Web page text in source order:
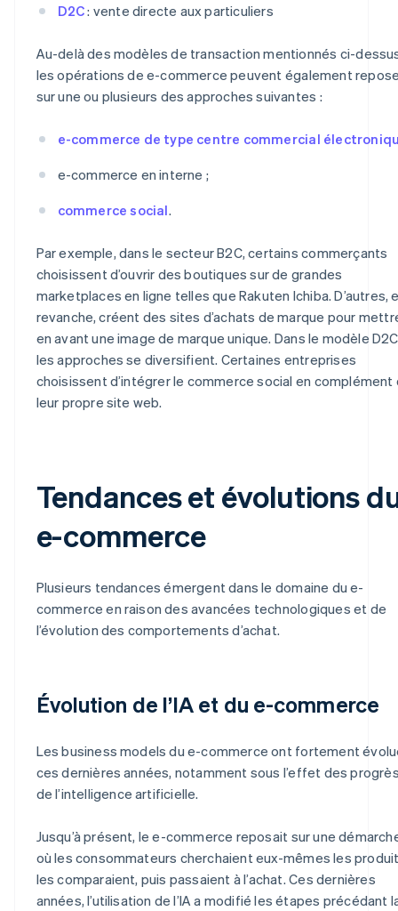
D2C: vente directe aux particuliers
Au-delà des modèles de transaction mentionnés ci-
les opérations de e-commerce peuvent également
sur une ou plusieurs des approches suivantes :
e-commerce de type centre commercial
e-commerce en interne ;
commerce social.
Par exemple, dans le secteur B2C, certains commerçants
choisissent d’ouvrir des boutiques sur de grandes
marketplaces en ligne telles que Rakuten Ichiba. D’autres,
revanche, créent des sites d’achats de marque pour
en avant une image de marque unique. Dans le modèle
les approches se diversifient. Certaines entreprises
choisissent d’intégrer le commerce social en complément
leur propre site web.
Tendances et évolutions
e-commerce
Plusieurs tendances émergent dans le domaine du e-
commerce en raison des avancées technologiques et de
l’évolution des comportements d’achat.
Évolution de l’IA et du e-commerce
Les business models du e-commerce ont fortement
ces dernières années, notamment sous l’effet des
de l’intelligence artificielle.
Jusqu’à présent, le e-commerce reposait sur une
où les consommateurs cherchaient eux-mêmes les
les comparaient, puis passaient à l’achat. Ces dernières
années, l’utilisation de l’IA a modifié les étapes précédant